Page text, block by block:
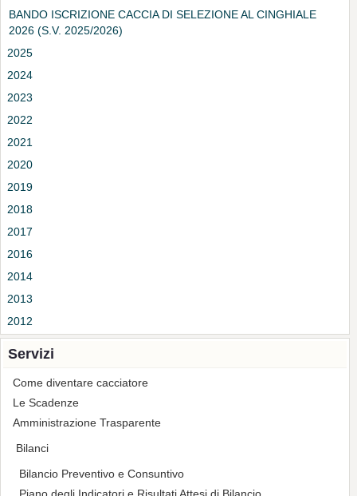
BANDO ISCRIZIONE CACCIA DI SELEZIONE AL CINGHIALE
2026 (S.V. 2025/2026)
2025
2024
2023
2022
2021
2020
2019
2018
2017
2016
2014
2013
2012
Servizi
Come diventare cacciatore
Le Scadenze
Amministrazione Trasparente
Bilanci
Bilancio Preventivo e Consuntivo